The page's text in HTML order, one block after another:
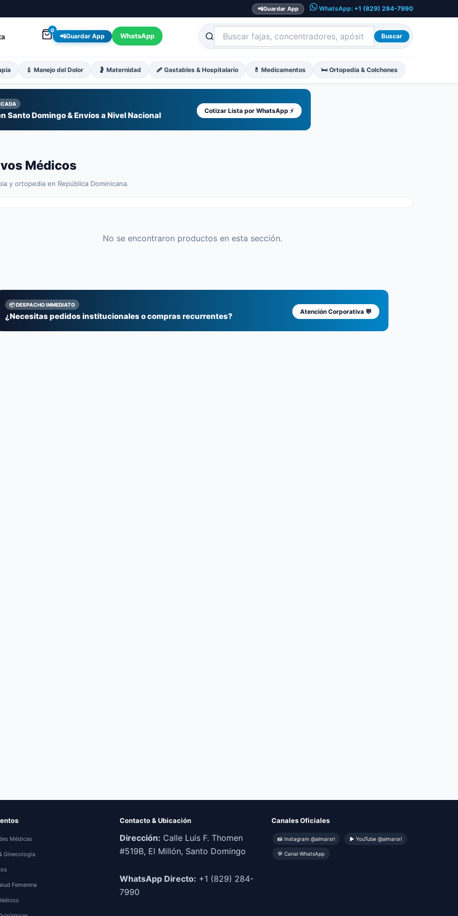
📲Guardar App WhatsApp: +1 (829) 284-7990
0
📲Guardar App WhatsApp Buscar
💉 Manejo del Dolor 🤰 Maternidad 🩹 Gastables & Hospitalario 💊 Medicamentos 🛏️ Ortopedia & Colchones
Santo Domingo & Envíos a Nivel Nacional Cotizar Lista por WhatsApp ⚡
Médicos
y ortopedia en República Dominicana.
No se encontraron productos en esta sección.
📦 DESPACHO INMEDIATO
¿Necesitas pedidos institucionales o compras recurrentes? Atención Corporativa 💬
Médicas
Ginecología
Femenina
Contacto & Ubicación
Dirección: Calle Luis F. Thomen
#519B, El Millón, Santo Domingo
WhatsApp Directo: +1 (829) 284-
7990
Canales Oficiales
📸 Instagram @almarsrl ▶ YouTube @almarsrl
💬 Canal WhatsApp